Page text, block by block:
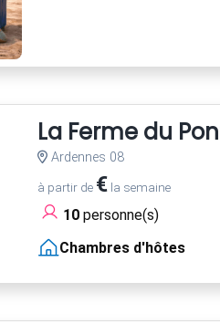
La Ferme du
Ardennes 08
à partir de €la semaine
10personne(s)
Chambres d'hôtes